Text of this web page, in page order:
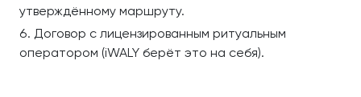
утверждённому маршруту.
Договор с лицензированным ритуальным
оператором (iWALY берёт это на себя).